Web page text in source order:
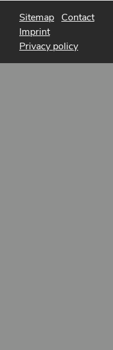
Sitemap Contact
Imprint
Privacy policy